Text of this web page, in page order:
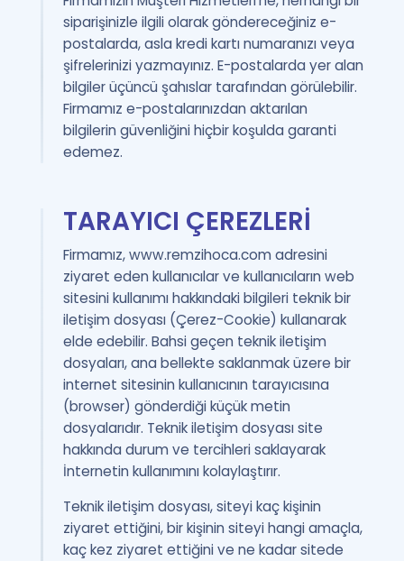
siparişinizle ilgili olarak göndereceğiniz e-
postalarda, asla kredi kartı numaranızı veya
şifrelerinizi yazmayınız. E-postalarda yer alan
bilgiler üçüncü şahıslar tarafından görülebilir.
Firmamız e-postalarınızdan aktarılan
bilgilerin güvenliğini hiçbir koşulda garanti
edemez.
TARAYICI ÇEREZLERİ
Firmamız, www.remzihoca.com adresini
ziyaret eden kullanıcılar ve kullanıcıların web
sitesini kullanımı hakkındaki bilgileri teknik bir
iletişim dosyası (Çerez-Cookie) kullanarak
elde edebilir. Bahsi geçen teknik iletişim
dosyaları, ana bellekte saklanmak üzere bir
internet sitesinin kullanıcının tarayıcısına
(browser) gönderdiği küçük metin
dosyalarıdır. Teknik iletişim dosyası site
hakkında durum ve tercihleri saklayarak
İnternetin kullanımını kolaylaştırır.
Teknik iletişim dosyası, siteyi kaç kişinin
ziyaret ettiğini, bir kişinin siteyi hangi amaçla,
kaç kez ziyaret ettiğini ve ne kadar sitede